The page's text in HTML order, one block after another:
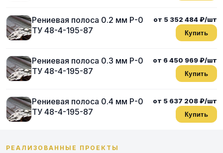
Рениевая полоса 0.2 мм Р-0
ТУ 48-4-195-87
от 5 352 484 ₽/шт
Купить
Рениевая полоса 0.3 мм Р-0
ТУ 48-4-195-87
от 6 450 969 ₽/шт
Купить
Рениевая полоса 0.4 мм Р-0
ТУ 48-4-195-87
от 5 637 208 ₽/шт
Купить
РЕАЛИЗОВАННЫЕ ПРОЕКТЫ